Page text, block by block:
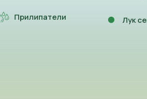
Прилипатели Лук